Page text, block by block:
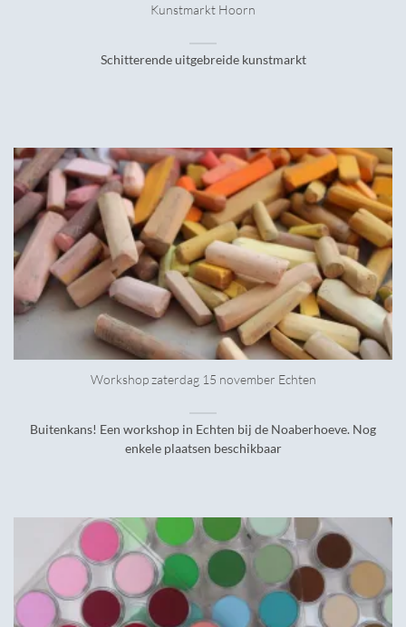
Kunstmarkt Hoorn
Schitterende uitgebreide kunstmarkt
Workshop zaterdag 15 november Echten
Buitenkans! Een workshop in Echten bij de Noaberhoeve. Nog
enkele plaatsen beschikbaar